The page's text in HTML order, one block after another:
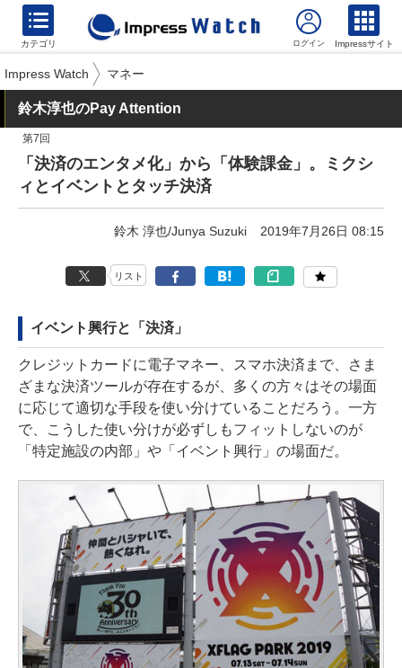
カテゴリ Impressサイト
Impress Watch マネー
鈴木淳也のPay Attention
第7回
「決済のエンタメ化」から「体験課金」。ミクシ
ィとイベントとタッチ決済
鈴木 淳也/Junya Suzuki 2019年7月26日 08:15
リスト
イベント興行と「決済」
クレジットカードに電子マネー、スマホ決済まで、さま
ざまな決済ツールが存在するが、多くの方々はその場面
に応じて適切な手段を使い分けていることだろう。一方
で、こうした使い分けが必ずしもフィットしないのが
「特定施設の内部」や「イベント興行」の場面だ。